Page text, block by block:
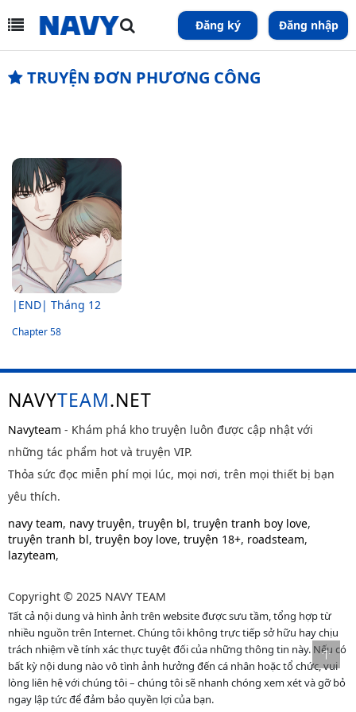
Đăng ký Đăng nhập
TRUYỆN ĐƠN PHƯƠNG CÔNG
|END| Tháng 12
Chapter 58
NAVYTEAM.NET
Navyteam - Khám phá kho truyện luôn được cập nhật với
những tác phẩm hot và truyện VIP.
Thỏa sức đọc miễn phí mọi lúc, mọi nơi, trên mọi thiết bị bạn
yêu thích.
navy team, navy truyện, truyện bl, truyện tranh boy love,
truyện tranh bl, truyện boy love, truyện 18+, roadsteam,
lazyteam,
Copyright © 2025 NAVY TEAM
Tất cả nội dung và hình ảnh trên website được sưu tầm, tổng hợp từ
nhiều nguồn trên Internet. Chúng tôi không trực tiếp sở hữu hay chịu
trách nhiệm về tính xác thực tuyệt đối của những thông tin này. Nếu có
bất kỳ nội dung nào vô tình ảnh hưởng đến cá nhân hoặc tổ chức, vui
lòng liên hệ với chúng tôi – chúng tôi sẽ nhanh chóng xem xét và gỡ bỏ
ngay lập tức để đảm bảo quyền lợi của bạn.